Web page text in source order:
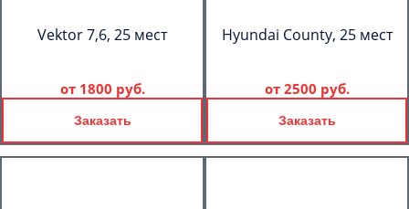
Vektor 7,6, 25 мест
от 1800 руб.
Заказать
Hyundai County, 25 мест
от 2500 руб.
Заказать